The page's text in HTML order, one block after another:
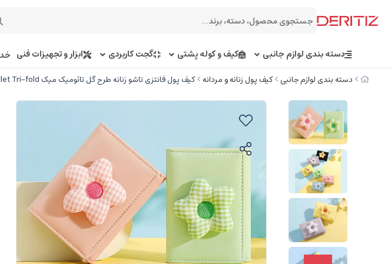
دسته بندی لوازم جانبی کیف و کوله پشتی گجت کاربردی ابزار و تجهیزات فنی
دسته بندی لوازم جانبی کیف پول زنانه و مردانه کیف پول فانتزی تاشو زنانه طرح گل تائومیک میک TAOMICMIC Y8074 Flower Cute Folding Wallet Tri-fold